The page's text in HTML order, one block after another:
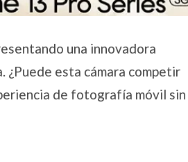
una innovadora
¿Puede esta cámara competir
de fotografía móvil sin